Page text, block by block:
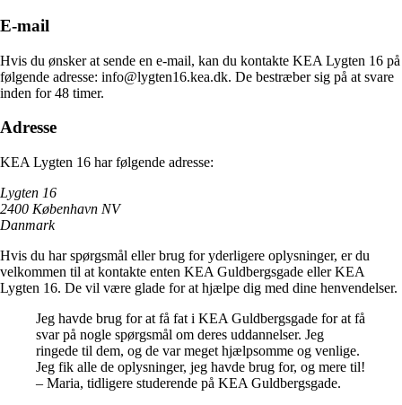
E-mail
Hvis du ønsker at sende en e-mail, kan du kontakte KEA Lygten 16 på
følgende adresse: info@lygten16.kea.dk. De bestræber sig på at svare
inden for 48 timer.
Adresse
KEA Lygten 16 har følgende adresse:
Lygten 16
2400 København NV
Danmark
Hvis du har spørgsmål eller brug for yderligere oplysninger, er du
velkommen til at kontakte enten KEA Guldbergsgade eller KEA
Lygten 16. De vil være glade for at hjælpe dig med dine henvendelser.
Jeg havde brug for at få fat i KEA Guldbergsgade for at få
svar på nogle spørgsmål om deres uddannelser. Jeg
ringede til dem, og de var meget hjælpsomme og venlige.
Jeg fik alle de oplysninger, jeg havde brug for, og mere til!
– Maria, tidligere studerende på KEA Guldbergsgade.